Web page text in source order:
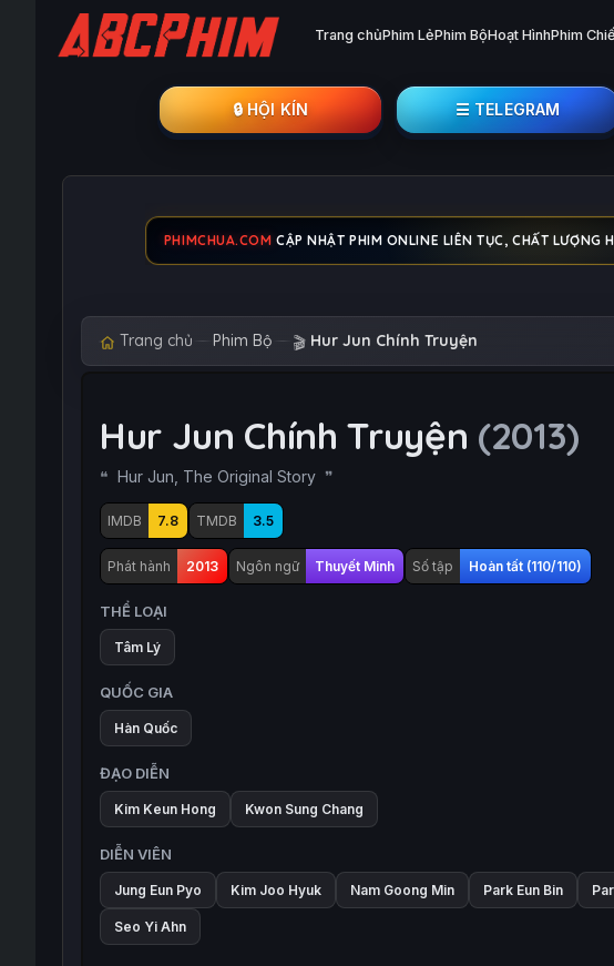
Trang chủPhim LẻPhim BộHoạt HìnhPhim
🔒︎ HỘI KÍN ☰ TELEGRAM
PHIMCHUA.COM CẬP NHẬT PHIM ONLINE LIÊN TỤC, CHẤT LƯỢNG
Trang chủ Phim Bộ 🎬 Hur Jun Chính Truyện
Hur Jun Chính Truyện (2013)
Hur Jun, The Original Story
IMDB 7.8 TMDB 3.5
Phát hành 2013 Ngôn ngữ Thuyết Minh Số tập Hoàn tất (110/110)
THỂ LOẠI
Tâm Lý
QUỐC GIA
Hàn Quốc
ĐẠO DIỄN
Kim Keun Hong Kwon Sung Chang
DIỄN VIÊN
Jung Eun Pyo Kim Joo Hyuk Nam Goong Min Park Eun Bin
Seo Yi Ahn